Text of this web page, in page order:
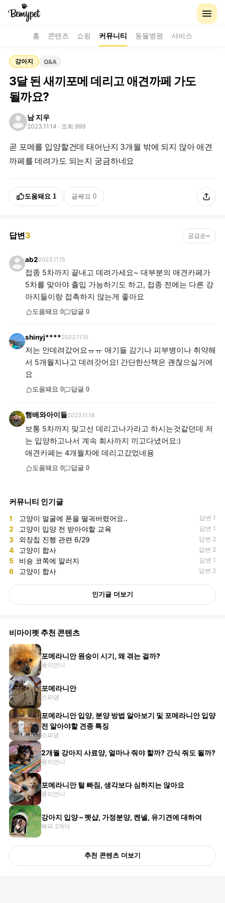
홈 콘텐츠 쇼핑 커뮤니티 동물병원 서비스
강아지 Q&A
3달 된 새끼포메 데리고 애견까페 가도
될까요?
남 지우
2023.11.14 · 조회 999
곧 포메를 입양할건데 태어난지 3개월 밖에 되지 않아 애견
까페를 데려가도 되는지 궁금하네요
도움돼요 1 글쎄요 0
답변3 공감순
ab22023.11.15
접종 5차까지 끝내고 데려가세요~ 대부분의 애견카페가
5차를 맞아야 출입 가능하기도 하고, 접종 전에는 다른 강
아지들이랑 접촉하지 않는게 좋아요
도움돼요 0 답글 0
shinyj****2023.11.15
저는 안데려갔어요ㅠㅠ 애기들 감기나 피부병이나 취약해
서 5개월지나고 데려갓어요! 간단한산책은 괜찮으실거에
요
도움돼요 0 답글 0
행배와아이들2023.11.14
보통 5차까지 맞고선 데리고나가라고 하시는것같던데 저
는 입양하고나서 계속 회사까지 끼고다녔어요:)
애견카페는 4개월차에 데리고갔었네용
도움돼요 0 답글 0
커뮤니티 인기글
1 고양이 얼굴에 폰을 떨궈버렸어요.. 답변 1
2 고양이 입양 전 받아야할 교육 답변 1
3 외장칩 진행 관련 6/29 답변 2
4 고양이 합사 답변 2
5 비숑 코쪽에 알러지 답변 1
6 고양이 합사 답변 2
인기글 더보기
비마이펫 추천 콘텐츠
포메라니안 원숭이 시기, 왜 겪는 걸까?
몽이언니
포메라니안
스피댇
포메라니안 입양, 분양 방법 알아보기 및 포메라니안 입양
전 알아야할 견종 특징
스피댇
2개월 강아지 사료양, 얼마나 줘야 할까? 간식 줘도 될까?
몽이언니
포메라니안 털 빠짐, 생각보다 심하지는 않아요
몽이언니
강아지 입양 – 펫샵, 가정분양, 켄넬, 유기견에 대하여
해피 2개더
추천 콘텐츠 더보기